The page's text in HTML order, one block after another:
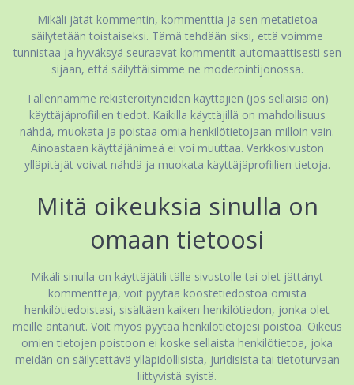
Mikäli jätät kommentin, kommenttia ja sen metatietoa
säilytetään toistaiseksi. Tämä tehdään siksi, että voimme
tunnistaa ja hyväksyä seuraavat kommentit automaattisesti sen
sijaan, että säilyttäisimme ne moderointijonossa.
Tallennamme rekisteröityneiden käyttäjien (jos sellaisia on)
käyttäjäprofiilien tiedot. Kaikilla käyttäjillä on mahdollisuus
nähdä, muokata ja poistaa omia henkilötietojaan milloin vain.
Ainoastaan käyttäjänimeä ei voi muuttaa. Verkkosivuston
ylläpitäjät voivat nähdä ja muokata käyttäjäprofiilien tietoja.
Mitä oikeuksia sinulla on
omaan tietoosi
Mikäli sinulla on käyttäjätili tälle sivustolle tai olet jättänyt
kommentteja, voit pyytää koostetiedostoa omista
henkilötiedoistasi, sisältäen kaiken henkilötiedon, jonka olet
meille antanut. Voit myös pyytää henkilötietojesi poistoa. Oikeus
omien tietojen poistoon ei koske sellaista henkilötietoa, joka
meidän on säilytettävä ylläpidollisista, juridisista tai tietoturvaan
liittyvistä syistä.